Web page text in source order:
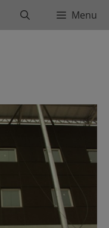
BuscarMenu